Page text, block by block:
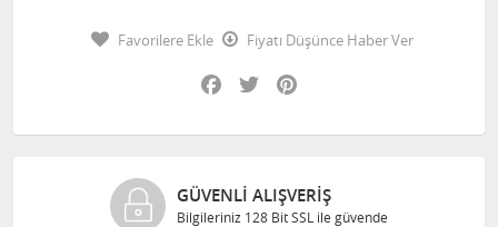
Favorilere Ekle
Fiyatı Düşünce Haber Ver
Facebook
Twitter
GÜVENLI ALIŞVERIŞ
Bilgileriniz 128 Bit SSL ile güvende